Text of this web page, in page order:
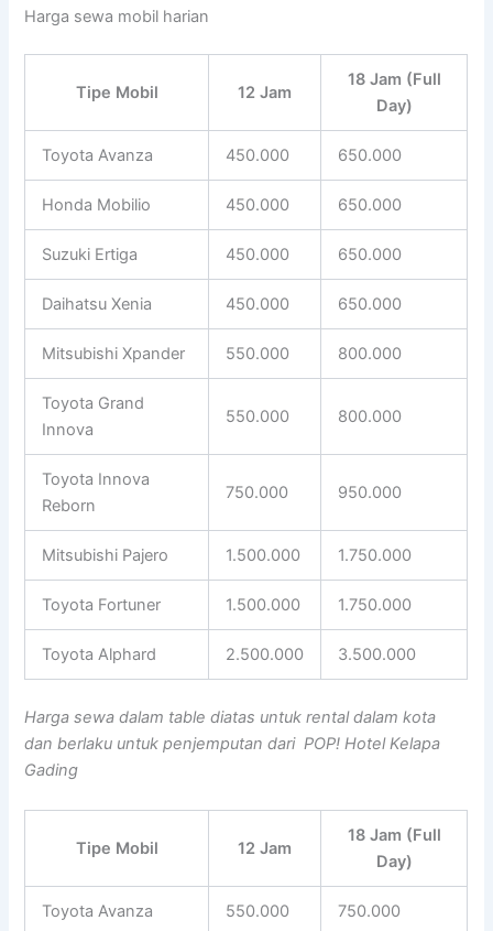
Harga sewa mobil harian
Tipe Mobil 12 Jam
18 Jam (Full
Day)
Toyota Avanza 450.000 650.000
Honda Mobilio 450.000 650.000
Suzuki Ertiga 450.000 650.000
Daihatsu Xenia 450.000 650.000
Mitsubishi Xpander 550.000 800.000
Toyota Grand
Innova
550.000 800.000
Toyota Innova
Reborn
750.000 950.000
Mitsubishi Pajero 1.500.000 1.750.000
Toyota Fortuner 1.500.000 1.750.000
Toyota Alphard 2.500.000 3.500.000
Harga sewa dalam table diatas untuk rental dalam kota
dan berlaku untuk penjemputan dari POP! Hotel Kelapa
Gading
Tipe Mobil 12 Jam
18 Jam (Full
Day)
Toyota Avanza 550.000 750.000